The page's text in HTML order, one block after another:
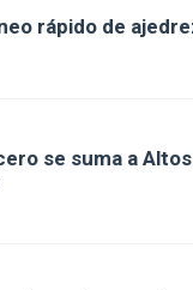
rápido de
se suma a